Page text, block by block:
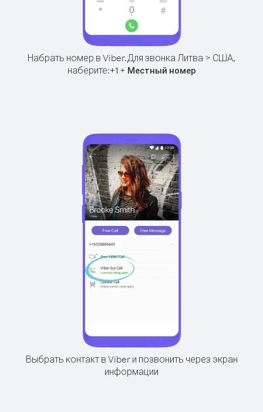
Набрать номер в Viber.Для звонка Литва > США,
наберите:+1+ Местный номер
Выбрать контакт в Viber и позвонить через экран
информации